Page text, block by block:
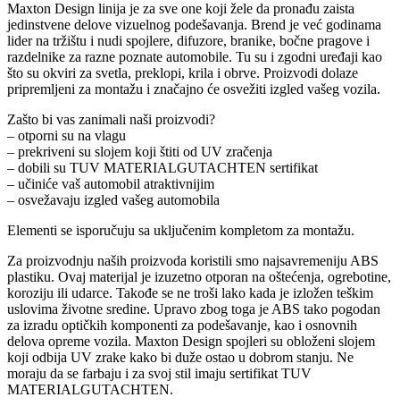
Maxton Design linija je za sve one koji žele da pronađu zaista
jedinstvene delove vizuelnog podešavanja. Brend je već godinama
lider na tržištu i nudi spojlere, difuzore, branike, bočne pragove i
razdelnike za razne poznate automobile. Tu su i zgodni uređaji kao
što su okviri za svetla, preklopi, krila i obrve. Proizvodi dolaze
pripremljeni za montažu i značajno će osvežiti izgled vašeg vozila.
Zašto bi vas zanimali naši proizvodi?
– otporni su na vlagu
– prekriveni su slojem koji štiti od UV zračenja
– dobili su TUV MATERIALGUTACHTEN sertifikat
– učiniće vaš automobil atraktivnijim
– osvežavaju izgled vašeg automobila
Elementi se isporučuju sa uključenim kompletom za montažu.
Za proizvodnju naših proizvoda koristili smo najsavremeniju ABS
plastiku. Ovaj materijal je izuzetno otporan na oštećenja, ogrebotine,
koroziju ili udarce. Takođe se ne troši lako kada je izložen teškim
uslovima životne sredine. Upravo zbog toga je ABS tako pogodan
za izradu optičkih komponenti za podešavanje, kao i osnovnih
delova opreme vozila. Maxton Design spojleri su obloženi slojem
koji odbija UV zrake kako bi duže ostao u dobrom stanju. Ne
moraju da se farbaju i za svoj stil imaju sertifikat TUV
MATERIALGUTACHTEN.